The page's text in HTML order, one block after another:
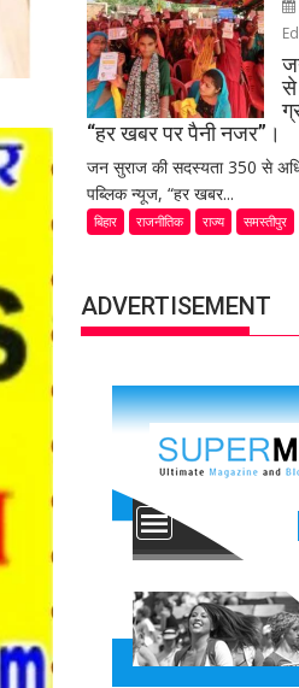
से
“हर खबर पर पैनी नजर”।
जन सुराज की सदस्यता 350 से
पब्लिक न्यूज, “हर खबर...
बिहार राजनीतिक राज्य समस्तीपुर
ADVERTISEMENT